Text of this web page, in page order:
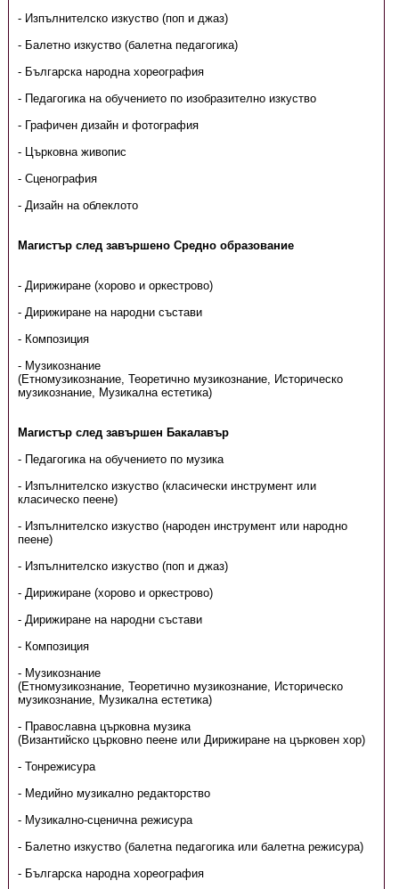
- Изпълнителско изкуство (поп и джаз)
- Балетно изкуство (балетна педагогика)
- Българска народна хореография
- Педагогика на обучението по изобразително изкуство
- Графичен дизайн и фотография
- Църковна живопис
- Сценография
- Дизайн на облеклото
Магистър след завършено Средно образование
- Дирижиране (хорово и оркестрово)
- Дирижиране на народни състави
- Композиция
- Музикознание
(Етномузикознание, Теоретично музикознание, Историческо
музикознание, Музикална естетика)
Магистър след завършен Бакалавър
- Педагогика на обучението по музика
- Изпълнителско изкуство (класически инструмент или
класическо пеене)
- Изпълнителско изкуство (народен инструмент или народно
пеене)
- Изпълнителско изкуство (поп и джаз)
- Дирижиране (хорово и оркестрово)
- Дирижиране на народни състави
- Композиция
- Музикознание
(Етномузикознание, Теоретично музикознание, Историческо
музикознание, Музикална естетика)
- Православна църковна музика
(Византийско църковно пеене или Дирижиране на църковен хор)
- Тонрежисура
- Медийно музикално редакторство
- Музикално-сценична режисура
- Балетно изкуство (балетна педагогика или балетна режисура)
- Българска народна хореография